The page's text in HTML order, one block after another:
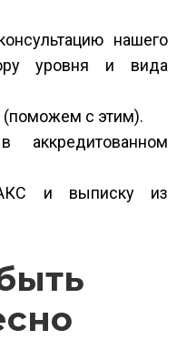
нашего
уровня и вида
(поможем с этим).
аккредитованном
и выписку из